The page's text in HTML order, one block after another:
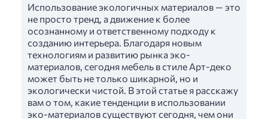
Использование экологичных материалов — это
не просто тренд, а движение к более
осознанному и ответственному подходу к
созданию интерьера. Благодаря новым
технологиям и развитию рынка эко-
материалов, сегодня мебель в стиле Арт-деко
может быть не только шикарной, но и
экологически чистой. В этой статье я расскажу
вам о том, какие тенденции в использовании
эко-материалов существуют сегодня, чем они